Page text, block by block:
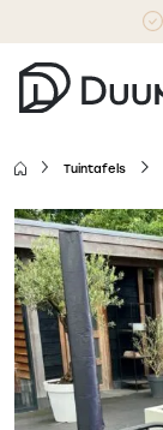
Tuintafels